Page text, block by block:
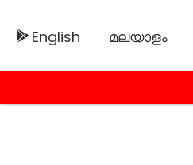
English മലയാളം